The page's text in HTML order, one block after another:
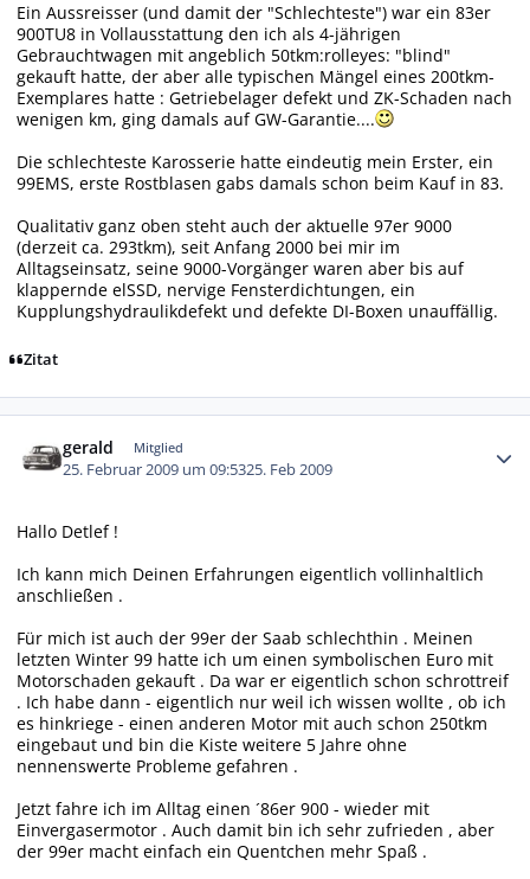
Ein Aussreisser (und damit der "Schlechteste") war ein 83er
900TU8 in Vollausstattung den ich als 4-jährigen
Gebrauchtwagen mit angeblich 50tkm:rolleyes: "blind"
gekauft hatte, der aber alle typischen Mängel eines 200tkm-
Exemplares hatte : Getriebelager defekt und ZK-Schaden nach
wenigen km, ging damals auf GW-Garantie....
Die schlechteste Karosserie hatte eindeutig mein Erster, ein
99EMS, erste Rostblasen gabs damals schon beim Kauf in 83.
Qualitativ ganz oben steht auch der aktuelle 97er 9000
(derzeit ca. 293tkm), seit Anfang 2000 bei mir im
Alltagseinsatz, seine 9000-Vorgänger waren aber bis auf
klappernde elSSD, nervige Fensterdichtungen, ein
Kupplungshydraulikdefekt und defekte DI-Boxen unauffällig.
Zitat
gerald Mitglied
25. Februar 2009 um 09:5325. Feb 2009
Hallo Detlef !
Ich kann mich Deinen Erfahrungen eigentlich vollinhaltlich
anschließen .
Für mich ist auch der 99er der Saab schlechthin . Meinen
letzten Winter 99 hatte ich um einen symbolischen Euro mit
Motorschaden gekauft . Da war er eigentlich schon schrottreif
. Ich habe dann - eigentlich nur weil ich wissen wollte , ob ich
es hinkriege - einen anderen Motor mit auch schon 250tkm
eingebaut und bin die Kiste weitere 5 Jahre ohne
nennenswerte Probleme gefahren .
Jetzt fahre ich im Alltag einen ´86er 900 - wieder mit
Einvergasermotor . Auch damit bin ich sehr zufrieden , aber
der 99er macht einfach ein Quentchen mehr Spaß .